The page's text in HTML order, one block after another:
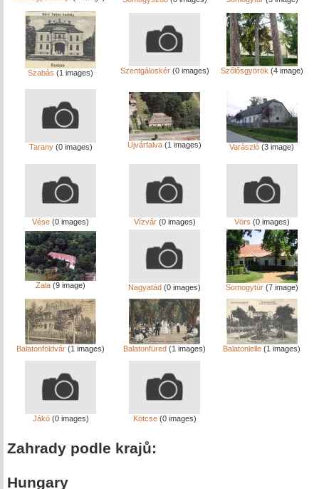
Szabás (1 images) Szentgáloskér(0 images) Szőlősgyörök (4 image)
Tarany(0 images) Újvárfalva (1 images) Varászló (3 image)
Vése (0 images) Vízvár(0 images) Vörs (0 images)
Zala (9 image) Nagyatád (0 images) Somogytúr(7 image)
Balatonföldvár (1 images) Balatonfüred (1 images) Balatonlelle (1 images)
Jákó(0 images) Kötcse(0 images)
Zahrady podle krajů:
Hungary